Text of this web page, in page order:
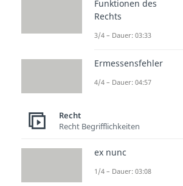
Weitere
Rechtliche Prinzipien
Dauer: 04:36
Schadensersatz
Garantenstellung
Verhältnismäßigkeit
Funktionen des
Rechts
3/4 – Dauer: 03:33
Ermessensfehler
4/4 – Dauer: 04:57
Recht
Recht Begrifflichkeiten
ex nunc
1/4 – Dauer: 03:08